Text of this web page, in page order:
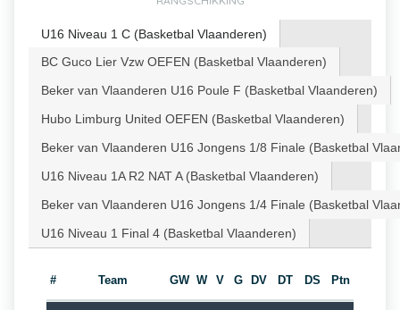
U16 Niveau 1 C (Basketbal Vlaanderen)
BC Guco Lier Vzw OEFEN (Basketbal Vlaanderen)
Beker van Vlaanderen U16 Poule F (Basketbal Vlaanderen)
Hubo Limburg United OEFEN (Basketbal Vlaanderen)
Beker van Vlaanderen U16 Jongens 1/8 Finale (Basketbal
U16 Niveau 1A R2 NAT A (Basketbal Vlaanderen)
Beker van Vlaanderen U16 Jongens 1/4 Finale (Basketbal
U16 Niveau 1 Final 4 (Basketbal Vlaanderen)
# Team GW W V G DV DT DS Ptn